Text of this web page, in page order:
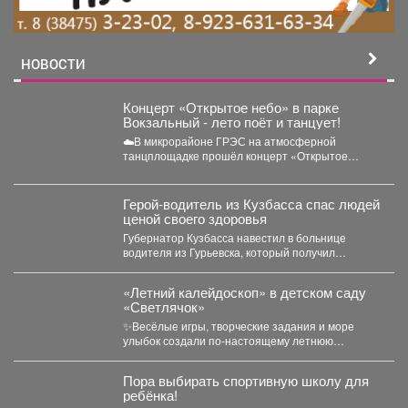
НОВОСТИ
Концерт «Открытое небо» в парке
Вокзальный - лето поёт и танцует!
☁️В микрорайоне ГРЭС на атмосферной
танцплощадке прошёл концерт «Открытое
Герой-водитель из Кузбасса спас людей
ценой своего здоровья
Губернатор Кузбасса навестил в больнице
водителя из Гурьевска, который получил
«Летний калейдоскоп» в детском саду
«Светлячок»
✨Весёлые игры, творческие задания и море
улыбок создали по-настоящему летнюю
Пора выбирать спортивную школу для
ребёнка!